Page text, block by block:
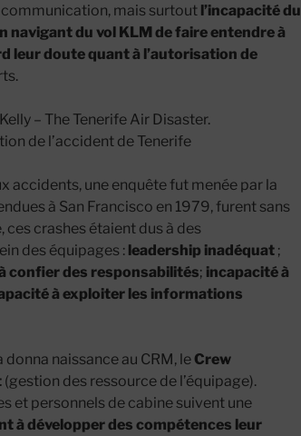
mais surtout l’incapacité du
navigant du vol KLM de faire entendre à
leur doute quant à l’autorisation de
de l’accident de Tenerife
accidents, une enquête fut menée par la
à San Francisco en 1979, furent sans
ces crashes étaient dus à des
des équipages : leadership inadéquat ;
confier des responsabilités; incapacité à
à exploiter les informations
donna naissance au CRM, le Crew
(gestion des ressource de l’équipage).
et personnels de cabine suivent une
à développer des compétences leur